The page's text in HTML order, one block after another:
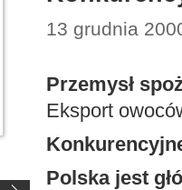
13 grudnia
Przemysł
Eksport
Polska jest